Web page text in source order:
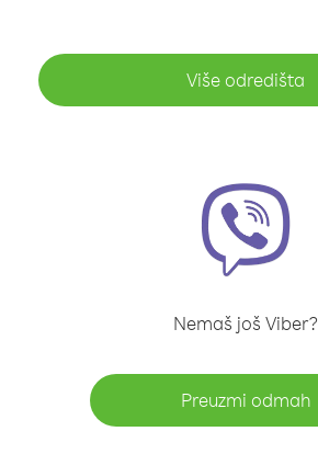
Više odredišta
Nemaš još Viber?
Preuzmi odmah